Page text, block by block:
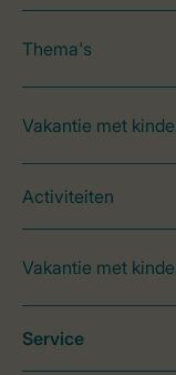
Thema's
Vakantie met
Activiteiten
Vakantie met
Service